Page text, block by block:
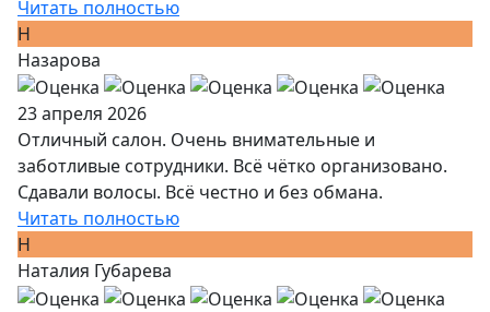
Читать полностью
Н
Назарова
23 апреля 2026
Отличный салон. Очень внимательные и
заботливые сотрудники. Всё чётко организовано.
Сдавали волосы. Всё честно и без обмана.
Читать полностью
Н
Наталия Губарева